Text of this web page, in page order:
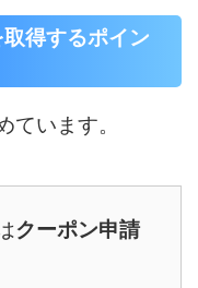
得するポイン
います。
クーポン申請